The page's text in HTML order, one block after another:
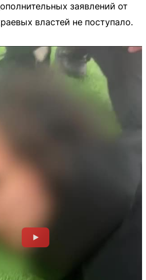
заявлений от
властей не поступало.